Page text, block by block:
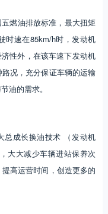
燃油排放标准，最大扭矩
时速在85km/h时，发动机
性外，在该车速下发动机
况，充分保证车辆的运输
油的需求。
总成长换油技术 （发动机
大大减少车辆进站保养次
高运营时间，创造更多的